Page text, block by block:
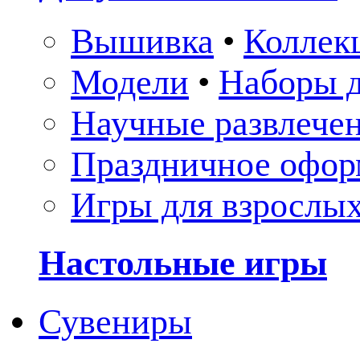
Вышивка •
Модели • Наборы
Научные
Праздничное
Игры для
Настольные игры
Сувениры